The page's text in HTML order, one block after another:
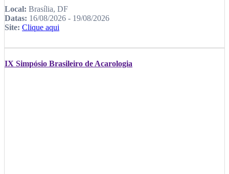
Local: Brasília, DF
Datas: 16/08/2026 - 19/08/2026
Site: Clique aqui
IX Simpósio Brasileiro de Acarologia